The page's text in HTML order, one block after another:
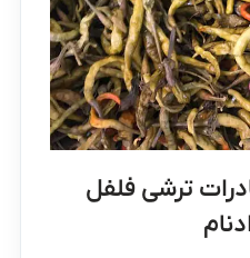
ترشی فلفل